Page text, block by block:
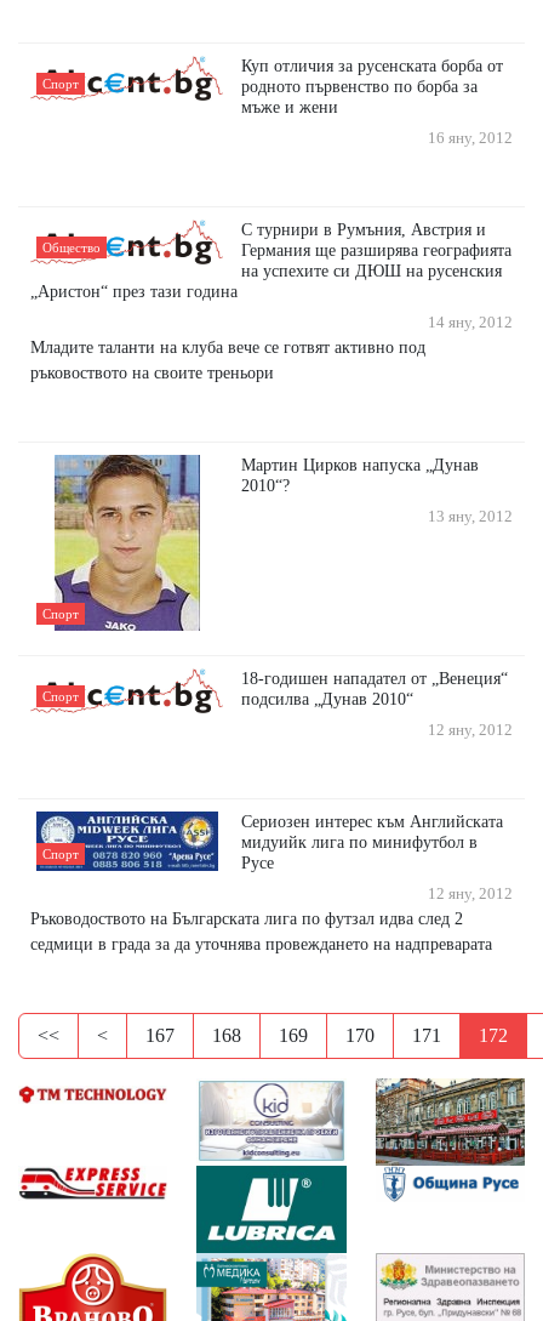
Спорт
Куп отличия за русенската борба от
родното първенство по борба за
мъже и жени
16 яну, 2012
Общество
С турнири в Румъния, Австрия и
Германия ще разширява географията
на успехите си ДЮШ на русенския
„Аристон“ през тази година
14 яну, 2012
Младите таланти на клуба вече се готвят активно под
ръковоството на своите треньори
Спорт
Мартин Цирков напуска „Дунав
2010“?
13 яну, 2012
Спорт
18-годишен нападател от „Венеция“
подсилва „Дунав 2010“
12 яну, 2012
Спорт
Сериозен интерес към Английската
мидуийк лига по минифутбол в
Русе
12 яну, 2012
Ръководоството на Българската лига по футзал идва след 2
седмици в града за да уточнява провеждането на надпреварата
<< < 167 168 169 170 171 172